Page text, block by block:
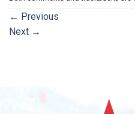
← Previous
Next →